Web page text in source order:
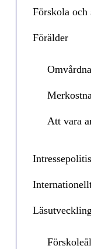
Förskola och
Förälder
Att vara
Läsutveckling